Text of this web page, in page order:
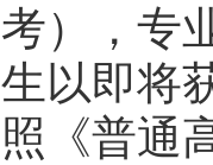
考），专
生以即将
照《普通